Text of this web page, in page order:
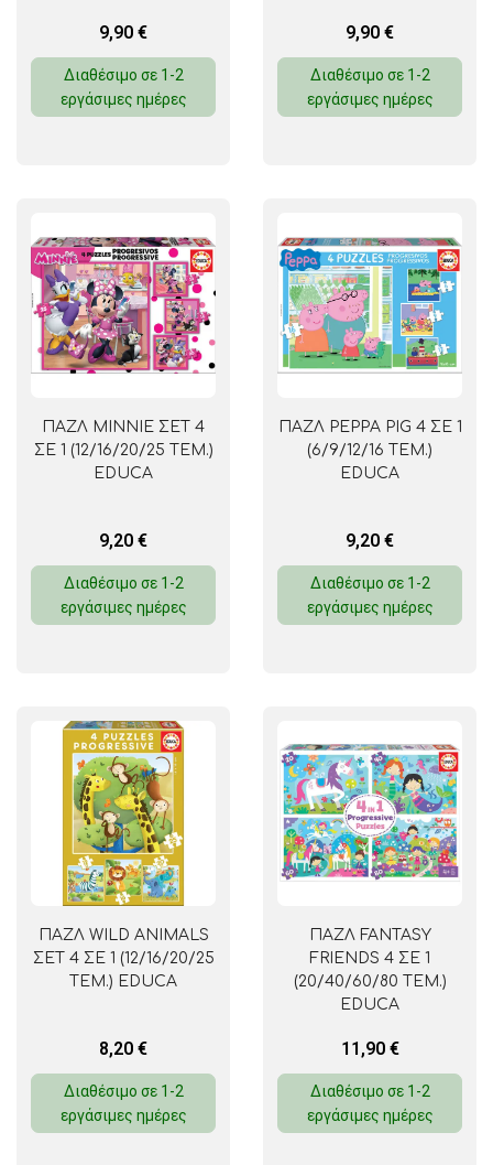
9,90 €
Διαθέσιμο σε 1-2
εργάσιμες ημέρες
9,90 €
Διαθέσιμο σε 1-2
εργάσιμες ημέρες
ΠΑΖΛ MINNIE ΣΕΤ 4
ΣΕ 1 (12/16/20/25 ΤΕΜ.)
EDUCA
9,20 €
Διαθέσιμο σε 1-2
εργάσιμες ημέρες
ΠΑΖΛ PEPPA PIG 4 ΣΕ 1
(6/9/12/16 ΤΕΜ.)
EDUCA
9,20 €
Διαθέσιμο σε 1-2
εργάσιμες ημέρες
ΠΑΖΛ WILD ANIMALS
ΣΕΤ 4 ΣΕ 1 (12/16/20/25
ΤΕΜ.) EDUCA
8,20 €
Διαθέσιμο σε 1-2
εργάσιμες ημέρες
ΠΑΖΛ FANTASY
FRIENDS 4 ΣΕ 1
(20/40/60/80 ΤΕΜ.)
EDUCA
11,90 €
Διαθέσιμο σε 1-2
εργάσιμες ημέρες